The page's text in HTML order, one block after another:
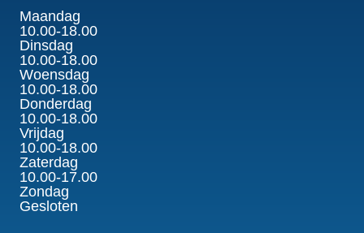
Maandag
10.00-18.00
Dinsdag
10.00-18.00
Woensdag
10.00-18.00
Donderdag
10.00-18.00
Vrijdag
10.00-18.00
Zaterdag
10.00-17.00
Zondag
Gesloten